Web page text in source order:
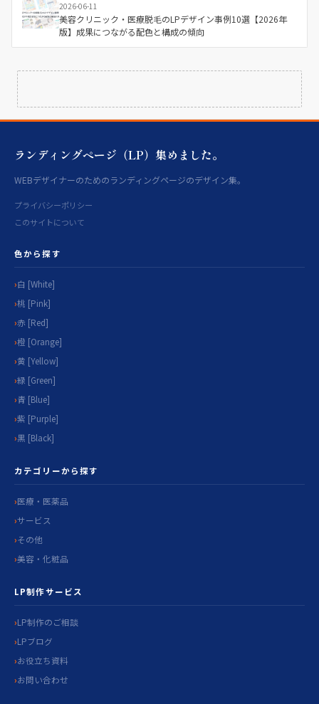
2026-06-11
美容クリニック・医療脱毛のLPデザイン事例10選【2026年
版】成果につながる配色と構成の傾向
ランディングページ（LP）集めました。
WEBデザイナーのためのランディングページのデザイン集。
プライバシーポリシー
このサイトについて
色から探す
白 [White]
桃 [Pink]
赤 [Red]
橙 [Orange]
黄 [Yellow]
緑 [Green]
青 [Blue]
紫 [Purple]
黒 [Black]
カテゴリーから探す
医療・医薬品
サービス
その他
美容・化粧品
LP制作サービス
LP制作のご相談
LPブログ
お役立ち資料
お問い合わせ